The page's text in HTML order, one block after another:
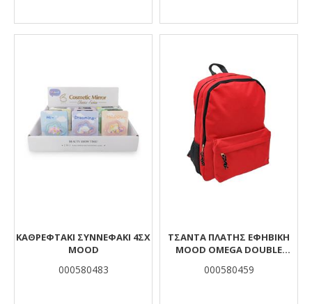
ΚΑΘΡΕΦΤΑΚΙ ΣΥΝΝΕΦΑΚΙ 4ΣΧ
MOOD
000580483
ΤΣΆΝΤΑ ΠΛΆΤΗΣ ΕΦΗΒΙΚΉ
MOOD OMEGA DOUBLE
000580459